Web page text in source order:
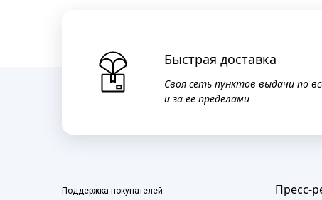
Быстрая доставка
Своя сеть пунктов выдачи по
и за её пределами
Поддержка покупателей Пресс-